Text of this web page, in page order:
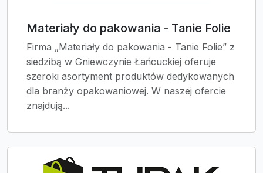
Materiały do pakowania - Tanie Folie
Firma „Materiały do pakowania - Tanie Folie” z
siedzibą w Gniewczynie Łańcuckiej oferuje
szeroki asortyment produktów dedykowanych
dla branży opakowaniowej. W naszej ofercie
znajdują...